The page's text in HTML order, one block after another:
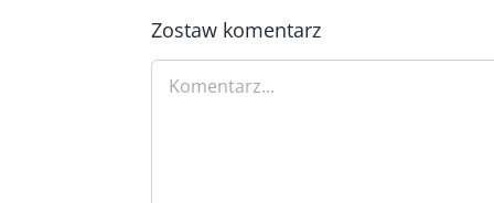
Zostaw komentarz
Comment